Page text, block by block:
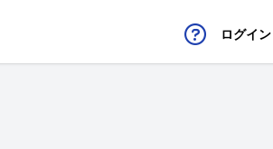
ログイン